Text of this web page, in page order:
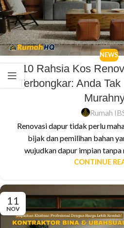
NEWS
10 Rahsia Kos
Terbongkar: Anda
Rumah
Renovasi dapur tidak perlu
bijak dan pemilihan bahan
wujudkan dapur impian
CONTINUE
11
NOV